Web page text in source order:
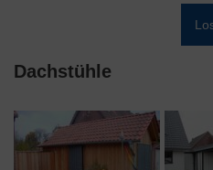
Dachstühle